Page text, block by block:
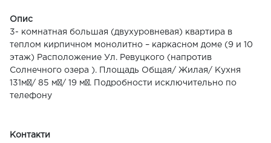
Опис
3- комнатная большая (двухуровневая) квартира в
теплом кирпичном монолитно – каркасном доме (9 и 10
этаж) Расположение Ул. Ревуцкого (напротив
Солнечного озера ). Площадь Общая/ Жилая/ Кухня
131м²/ 85 м²/ 19 м². Подробности исключительно по
телефону
Контакти